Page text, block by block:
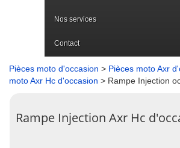
Nos services
Contact
Pièces moto d'occasion > Pièces moto Axr
moto Axr Hc d'occasion > Rampe Injection
Rampe Injection Axr Hc